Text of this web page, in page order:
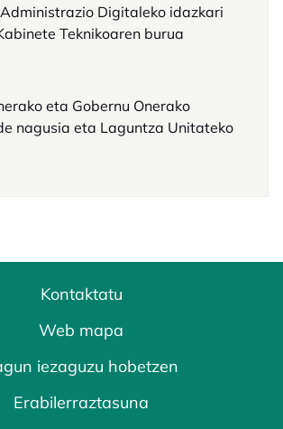
Digitaleko idazkari
Teknikoaren burua
eta Gobernu Onerako
nagusia eta Laguntza Unitateko
Kontaktatu
Web mapa
iezaguzu hobetzen
Erabilerraztasuna